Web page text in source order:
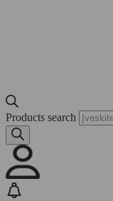
Products search